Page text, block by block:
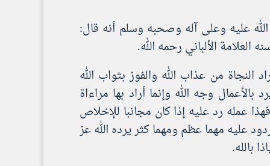
عليه وعلى آله وصحبه وسلم أنه قال:
العلامة الألباني رحمه الله.
النجاة من عذاب الله والفوز بثواب الله
وجه الله وإنما أراد بها مراءاة
عمله رد عليه إذا كان مجانبا للإخلاص
عليه مهما عظم ومهما كثر يرده الله عز
بالله.